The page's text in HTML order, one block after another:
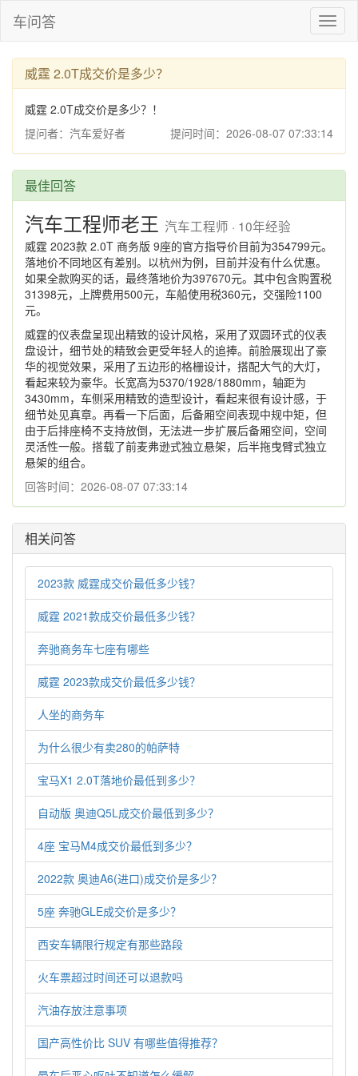
车问答
威霆 2.0T成交价是多少？
威霆 2.0T成交价是多少？！
提问者：汽车爱好者
提问时间：2026-08-07 07:33:14
最佳回答
汽车工程师老王 汽车工程师 · 10年经验
威霆 2023款 2.0T 商务版 9座的官方指导价目前为354799元。
落地价不同地区有差别。以杭州为例，目前并没有什么优惠。
如果全款购买的话，最终落地价为397670元。其中包含购置税
31398元，上牌费用500元，车船使用税360元，交强险1100
元。
威霆的仪表盘呈现出精致的设计风格，采用了双圆环式的仪表
盘设计，细节处的精致会更受年轻人的追捧。前脸展现出了豪
华的视觉效果，采用了五边形的格栅设计，搭配大气的大灯，
看起来较为豪华。长宽高为5370/1928/1880mm，轴距为
3430mm，车侧采用精致的造型设计，看起来很有设计感，于
细节处见真章。再看一下后面，后备厢空间表现中规中矩，但
由于后排座椅不支持放倒，无法进一步扩展后备厢空间，空间
灵活性一般。搭载了前麦弗逊式独立悬架，后半拖曳臂式独立
悬架的组合。
回答时间：2026-08-07 07:33:14
相关问答
2023款 威霆成交价最低多少钱？
威霆 2021款成交价最低多少钱？
奔驰商务车七座有哪些
威霆 2023款成交价最低多少钱？
人坐的商务车
为什么很少有卖280的帕萨特
宝马X1 2.0T落地价最低到多少？
自动版 奥迪Q5L成交价最低到多少？
4座 宝马M4成交价最低到多少？
2022款 奥迪A6(进口)成交价是多少？
5座 奔驰GLE成交价是多少？
西安车辆限行规定有那些路段
火车票超过时间还可以退款吗
汽油存放注意事项
国产高性价比 SUV 有哪些值得推荐？